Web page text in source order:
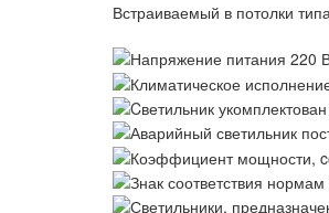
Встраиваемый в потолки